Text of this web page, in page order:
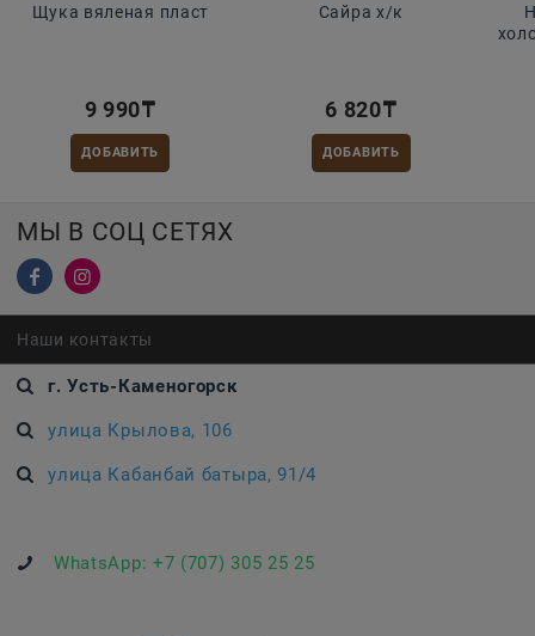
Щука вяленая пласт
9 990₸
ДОБАВИТЬ
Сайра х/к
6 820₸
ДОБАВИТЬ
МЫ В СОЦ СЕТЯХ
Наши контакты
г. Усть-Каменогорск
улица Крылова, 106
улица Кабанбай батыра, 91/4
WhatsApp: +7 (707) 305 25 25